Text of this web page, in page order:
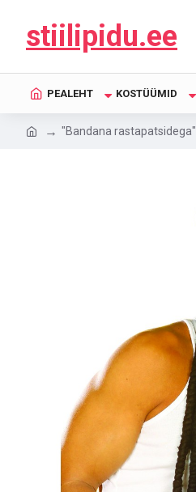
stiilipidu.ee
PEALEHT KOSTÜÜMID
"Bandana rastapatsidega"